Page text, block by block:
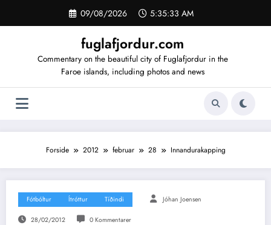
indhold
09/08/2026 5:35:33 AM
fuglafjordur.com
Commentary on the beautiful city of Fuglafjordur in the
Faroe islands, including photos and news
Forside 2012 februar 28 Innandurakapping
Fótbóltur Ítróttur Tíðindi Jóhan Joensen
28/02/2012 0 Kommentarer